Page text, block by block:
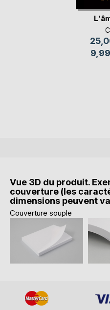
Vue 3D du produit.
couverture (les
dimensions peuvent
Couverture souple